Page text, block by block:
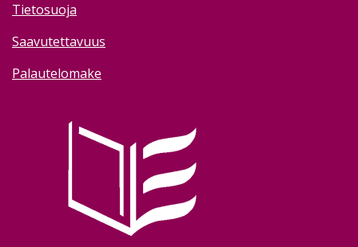
Tietosuoja
Saavutettavuus
Palautelomake